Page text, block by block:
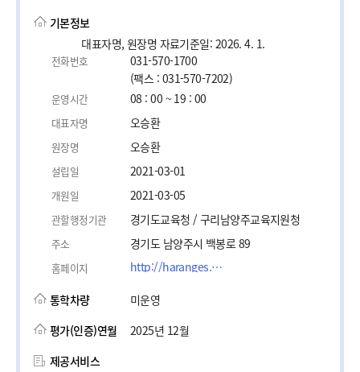
기본정보
대표자명, 원장명 자료기준일: 2026. 4. 1.
전화번호
031-570-1700
(팩스 : 031-570-7202)
운영시간 08 : 00 ~ 19 : 00
대표자명 오승환
원장명 오승환
설립일 2021-03-01
개원일 2021-03-05
관할행정기관 경기도교육청 / 구리남양주교육지원청
주소 경기도 남양주시 백봉로 89
홈페이지 http://haranges.goegn.kr/main
통학차량
미운영
평가(인증)연월
2025년 12월
제공서비스